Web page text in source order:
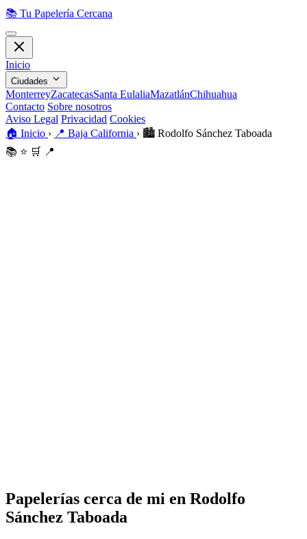
📚 Tu Papelería Cercana
Inicio
Ciudades
MonterreyZacatecasSanta EulaliaMazatlánChihuahua
Contacto Sobre nosotros
Aviso Legal Privacidad Cookies
🏠 Inicio › 📍 Baja California › 🏙️ Rodolfo Sánchez Taboada
📚 ⭐ 🛒 📍
Papelerías cerca de mi en Rodolfo
Sánchez Taboada